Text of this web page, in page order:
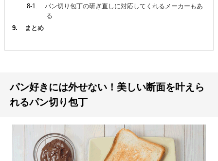
パン切り包丁の研ぎ直しに対応してくれるメーカーもあ
る
まとめ
パン好きには外せない！美しい断面を叶えら
れるパン切り包丁